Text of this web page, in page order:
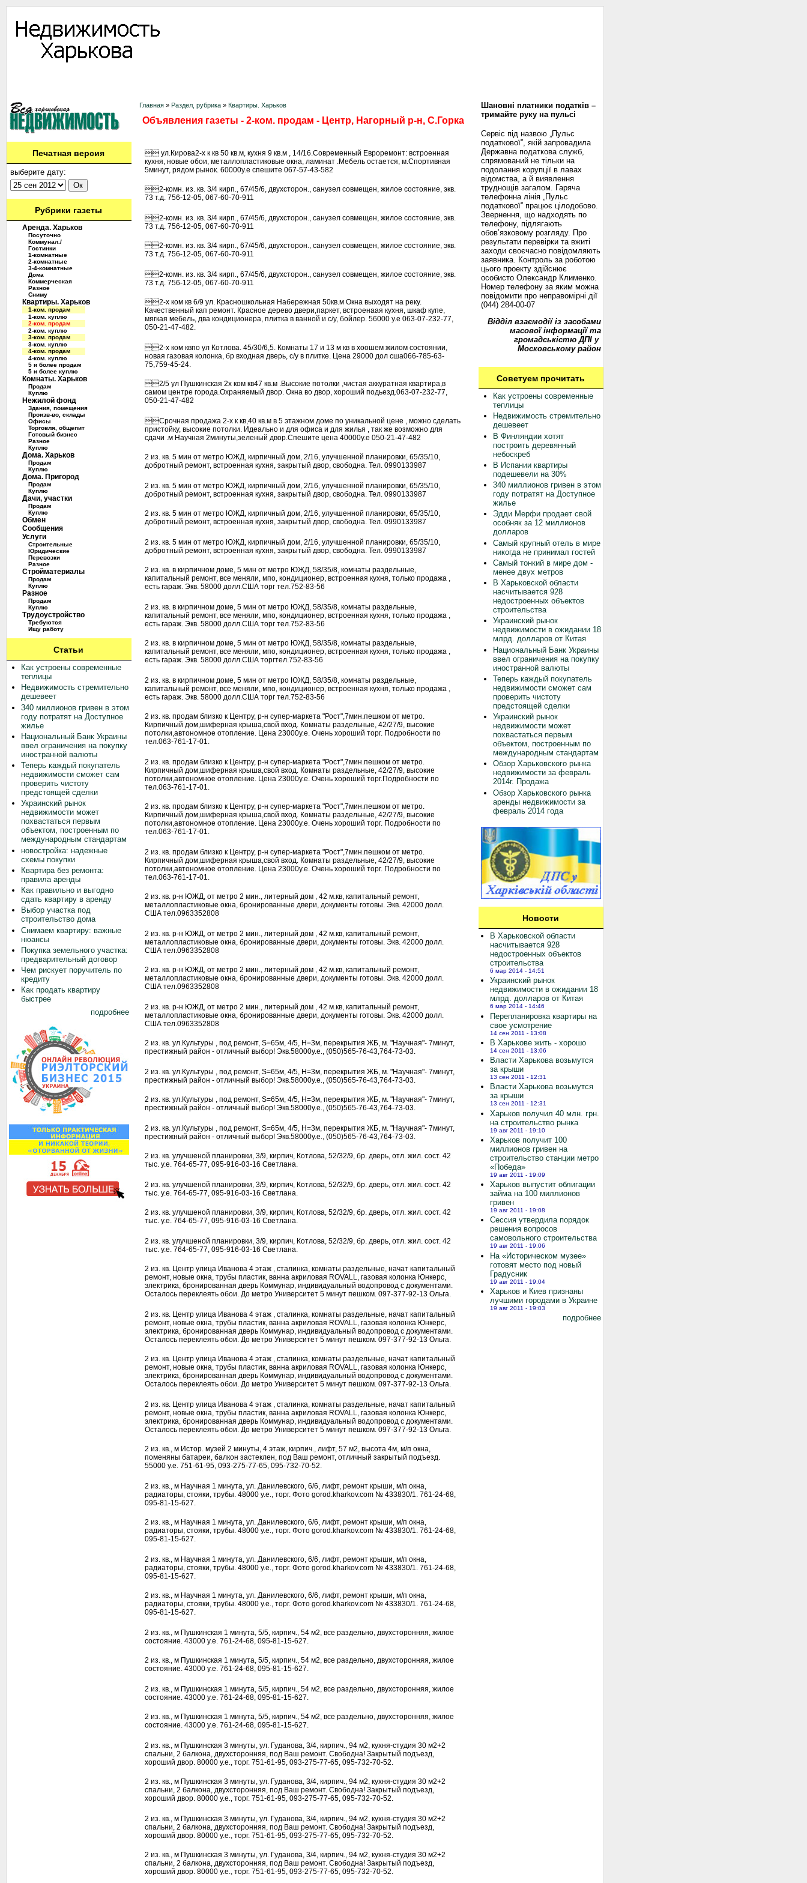
Печатная версия
выберите дату:
Рубрики газеты
Аренда. Харьков
Посуточно
Коммунал./
Гостинки
1-комнатные
2-комнатные
3-4-комнатные
Дома
Коммерческая
Разное
Сниму
Квартиры. Харьков
1-ком. продам
1-ком. куплю
2-ком. продам
2-ком. куплю
3-ком. продам
3-ком. куплю
4-ком. продам
4-ком. куплю
5 и более продам
5 и более куплю
Комнаты. Харьков
Продам
Куплю
Нежилой фонд
Здания, помещения
Произв-во, склады
Офисы
Торговля, общепит
Готовый бизнес
Разное
Куплю
Дома. Харьков
Продам
Куплю
Дома. Пригород
Продам
Куплю
Дачи, участки
Продам
Куплю
Обмен
Сообщения
Услуги
Строительные
Юридические
Перевозки
Разное
Стройматериалы
Продам
Куплю
Разное
Продам
Куплю
Трудоустройство
Требуются
Ищу работу
Статьи
Как устроены современные
теплицы
Недвижимость стремительно
дешевеет
340 миллионов гривен в этом
году потратят на Доступное
жилье
Национальный Банк Украины
ввел ограничения на покупку
иностранной валюты
Теперь каждый покупатель
недвижимости сможет сам
проверить чистоту
предстоящей сделки
Украинский рынок
недвижимости может
похвастаться первым
объектом, построенным по
международным стандартам
новостройка: надежные
схемы покупки
Квартира без ремонта:
правила аренды
Как правильно и выгодно
сдать квартиру в аренду
Выбор участка под
строительство дома
Снимаем квартиру: важные
нюансы
Покупка земельного участка:
предварительный договор
Чем рискует поручитель по
кредиту
Как продать квартиру
быстрее
подробнее
Главная » Раздел, рубрика » Квартиры. Харьков
Объявления газеты - 2-ком. продам - Центр, Нагорный р-н, С.Горка
 ул.Кирова2-х к кв 50 кв.м, кухня 9 кв.м , 14/16.Современный Евроремонт: встроенная
кухня, новые обои, металлопластиковые окна, ламинат .Мебель остается, м.Спортивная
5минут, рядом рынок. 60000у.е спешите 067-57-43-582
2-комн. из. кв. 3/4 кирп., 67/45/6, двухсторон., санузел совмещен, жилое состояние, экв.
73 т.д. 756-12-05, 067-60-70-911
2-комн. из. кв. 3/4 кирп., 67/45/6, двухсторон., санузел совмещен, жилое состояние, экв.
73 т.д. 756-12-05, 067-60-70-911
2-комн. из. кв. 3/4 кирп., 67/45/6, двухсторон., санузел совмещен, жилое состояние, экв.
73 т.д. 756-12-05, 067-60-70-911
2-комн. из. кв. 3/4 кирп., 67/45/6, двухсторон., санузел совмещен, жилое состояние, экв.
73 т.д. 756-12-05, 067-60-70-911
2-х ком кв 6/9 ул. Красношкольная Набережная 50кв.м Окна выходят на реку.
Качественный кап ремонт. Красное дерево двери,паркет, встроенаая кухня, шкаф купе,
мягкая мебель, два кондиционера, плитка в ванной и с/у, бойлер. 56000 у.е 063-07-232-77,
050-21-47-482.
2-х ком квпо ул Котлова. 45/30/6,5. Комнаты 17 и 13 м кв в хоошем жилом состоянии,
новая газовая колонка, бр входная дверь, с/у в плитке. Цена 29000 дол сша066-785-63-
75,759-45-24.
2/5 ул Пушкинская 2х ком кв47 кв.м .Высокие потолки ,чистая аккуратная квартира,в
самом центре города.Охраняемый двор. Окна во двор, хороший подьезд.063-07-232-77,
050-21-47-482
Срочная продажа 2-х к кв,40 кв.м в 5 этажном доме по уникальной цене , можно сделать
пристойку, высокие потолки. Идеально и для офиса и для жилья , так же возможно для
сдачи .м Научная 2минуты,зеленый двор.Спешите цена 40000у.е 050-21-47-482
2 из. кв. 5 мин от метро ЮЖД, кирпичный дом, 2/16, улучшенной планировки, 65/35/10,
добротный ремонт, встроенная кухня, закрытый двор, свободна. Тел. 0990133987
2 из. кв. 5 мин от метро ЮЖД, кирпичный дом, 2/16, улучшенной планировки, 65/35/10,
добротный ремонт, встроенная кухня, закрытый двор, свободна. Тел. 0990133987
2 из. кв. 5 мин от метро ЮЖД, кирпичный дом, 2/16, улучшенной планировки, 65/35/10,
добротный ремонт, встроенная кухня, закрытый двор, свободна. Тел. 0990133987
2 из. кв. 5 мин от метро ЮЖД, кирпичный дом, 2/16, улучшенной планировки, 65/35/10,
добротный ремонт, встроенная кухня, закрытый двор, свободна. Тел. 0990133987
2 из. кв. в кирпичном доме, 5 мин от метро ЮЖД, 58/35/8, комнаты раздельные,
капитальный ремонт, все меняли, мпо, кондиционер, встроенная кухня, только продажа ,
есть гараж. Экв. 58000 долл.США торг тел.752-83-56
2 из. кв. в кирпичном доме, 5 мин от метро ЮЖД, 58/35/8, комнаты раздельные,
капитальный ремонт, все меняли, мпо, кондиционер, встроенная кухня, только продажа ,
есть гараж. Экв. 58000 долл.США торг тел.752-83-56
2 из. кв. в кирпичном доме, 5 мин от метро ЮЖД, 58/35/8, комнаты раздельные,
капитальный ремонт, все меняли, мпо, кондиционер, встроенная кухня, только продажа ,
есть гараж. Экв. 58000 долл.США торгтел.752-83-56
2 из. кв. в кирпичном доме, 5 мин от метро ЮЖД, 58/35/8, комнаты раздельные,
капитальный ремонт, все меняли, мпо, кондиционер, встроенная кухня, только продажа ,
есть гараж. Экв. 58000 долл.США торг тел.752-83-56
2 из. кв. продам близко к Центру, р-н супер-маркета "Рост",7мин.пешком от метро.
Кирпичный дом,шиферная крыша,свой вход. Комнаты раздельные, 42/27/9, высокие
потолки,автономное отопление. Цена 23000у.е. Очень хороший торг. Подробности по
тел.063-761-17-01.
2 из. кв. продам близко к Центру, р-н супер-маркета "Рост",7мин.пешком от метро.
Кирпичный дом,шиферная крыша,свой вход. Комнаты раздельные, 42/27/9, высокие
потолки,автономное отопление. Цена 23000у.е. Очень хороший торг.Подробности по
тел.063-761-17-01.
2 из. кв. продам близко к Центру, р-н супер-маркета "Рост",7мин.пешком от метро.
Кирпичный дом,шиферная крыша,свой вход. Комнаты раздельные, 42/27/9, высокие
потолки,автономное отопление. Цена 23000у.е. Очень хороший торг. Подробности по
тел.063-761-17-01.
2 из. кв. продам близко к Центру, р-н супер-маркета "Рост",7мин.пешком от метро.
Кирпичный дом,шиферная крыша,свой вход. Комнаты раздельные, 42/27/9, высокие
потолки,автономное отопление. Цена 23000у.е. Очень хороший торг. Подробности по
тел.063-761-17-01.
2 из. кв. р-н ЮЖД, от метро 2 мин., литерный дом , 42 м.кв, капитальный ремонт,
металлопластиковые окна, бронированные двери, документы готовы. Экв. 42000 долл.
США тел.0963352808
2 из. кв. р-н ЮЖД, от метро 2 мин., литерный дом , 42 м.кв, капитальный ремонт,
металлопластиковые окна, бронированные двери, документы готовы. Экв. 42000 долл.
США тел.0963352808
2 из. кв. р-н ЮЖД, от метро 2 мин., литерный дом , 42 м.кв, капитальный ремонт,
металлопластиковые окна, бронированные двери, документы готовы. Экв. 42000 долл.
США тел.0963352808
2 из. кв. р-н ЮЖД, от метро 2 мин., литерный дом , 42 м.кв, капитальный ремонт,
металлопластиковые окна, бронированные двери, документы готовы. Экв. 42000 долл.
США тел.0963352808
2 из. кв. ул.Культуры , под ремонт, S=65м, 4/5, H=3м, перекрытия ЖБ, м. "Научная"- 7минут,
престижный район - отличный выбор! Экв.58000у.е., (050)565-76-43,764-73-03.
2 из. кв. ул.Культуры , под ремонт, S=65м, 4/5, H=3м, перекрытия ЖБ, м. "Научная"- 7минут,
престижный район - отличный выбор! Экв.58000у.е., (050)565-76-43,764-73-03.
2 из. кв. ул.Культуры , под ремонт, S=65м, 4/5, H=3м, перекрытия ЖБ, м. "Научная"- 7минут,
престижный район - отличный выбор! Экв.58000у.е., (050)565-76-43,764-73-03.
2 из. кв. ул.Культуры , под ремонт, S=65м, 4/5, H=3м, перекрытия ЖБ, м. "Научная"- 7минут,
престижный район - отличный выбор! Экв.58000у.е., (050)565-76-43,764-73-03.
2 из. кв. улучшеной планировки, 3/9, кирпич, Котлова, 52/32/9, бр. дверь, отл. жил. сост. 42
тыс. у.е. 764-65-77, 095-916-03-16 Светлана.
2 из. кв. улучшеной планировки, 3/9, кирпич, Котлова, 52/32/9, бр. дверь, отл. жил. сост. 42
тыс. у.е. 764-65-77, 095-916-03-16 Светлана.
2 из. кв. улучшеной планировки, 3/9, кирпич, Котлова, 52/32/9, бр. дверь, отл. жил. сост. 42
тыс. у.е. 764-65-77, 095-916-03-16 Светлана.
2 из. кв. улучшеной планировки, 3/9, кирпич, Котлова, 52/32/9, бр. дверь, отл. жил. сост. 42
тыс. у.е. 764-65-77, 095-916-03-16 Светлана.
2 из. кв. Центр улица Иванова 4 этаж , сталинка, комнаты раздельные, начат капитальный
ремонт, новые окна, трубы пластик, ванна акриловая ROVALL, газовая колонка Юнкерс,
электрика, бронированная дверь Коммунар, индивидуальный водопровод с документами.
Осталось переклеять обои. До метро Университет 5 минут пешком. 097-377-92-13 Ольга.
2 из. кв. Центр улица Иванова 4 этаж , сталинка, комнаты раздельные, начат капитальный
ремонт, новые окна, трубы пластик, ванна акриловая ROVALL, газовая колонка Юнкерс,
электрика, бронированная дверь Коммунар, индивидуальный водопровод с документами.
Осталось переклеять обои. До метро Университет 5 минут пешком. 097-377-92-13 Ольга.
2 из. кв. Центр улица Иванова 4 этаж , сталинка, комнаты раздельные, начат капитальный
ремонт, новые окна, трубы пластик, ванна акриловая ROVALL, газовая колонка Юнкерс,
электрика, бронированная дверь Коммунар, индивидуальный водопровод с документами.
Осталось переклеять обои. До метро Университет 5 минут пешком. 097-377-92-13 Ольга.
2 из. кв. Центр улица Иванова 4 этаж , сталинка, комнаты раздельные, начат капитальный
ремонт, новые окна, трубы пластик, ванна акриловая ROVALL, газовая колонка Юнкерс,
электрика, бронированная дверь Коммунар, индивидуальный водопровод с документами.
Осталось переклеять обои. До метро Университет 5 минут пешком. 097-377-92-13 Ольга.
2 из. кв., м Истор. музей 2 минуты, 4 этаж, кирпич., лифт, 57 м2, высота 4м, м/п окна,
поменяны батареи, балкон застеклен, под Ваш ремонт, отличный закрытый подъезд.
55000 у.е. 751-61-95, 093-275-77-65, 095-732-70-52.
2 из. кв., м Научная 1 минута, ул. Данилевского, 6/6, лифт, ремонт крыши, м/п окна,
радиаторы, стояки, трубы. 48000 у.е., торг. Фото gorod.kharkov.com № 433830/1. 761-24-68,
095-81-15-627.
2 из. кв., м Научная 1 минута, ул. Данилевского, 6/6, лифт, ремонт крыши, м/п окна,
радиаторы, стояки, трубы. 48000 у.е., торг. Фото gorod.kharkov.com № 433830/1. 761-24-68,
095-81-15-627.
2 из. кв., м Научная 1 минута, ул. Данилевского, 6/6, лифт, ремонт крыши, м/п окна,
радиаторы, стояки, трубы. 48000 у.е., торг. Фото gorod.kharkov.com № 433830/1. 761-24-68,
095-81-15-627.
2 из. кв., м Научная 1 минута, ул. Данилевского, 6/6, лифт, ремонт крыши, м/п окна,
радиаторы, стояки, трубы. 48000 у.е., торг. Фото gorod.kharkov.com № 433830/1. 761-24-68,
095-81-15-627.
2 из. кв., м Пушкинская 1 минута, 5/5, кирпич., 54 м2, все раздельно, двухсторонняя, жилое
состояние. 43000 у.е. 761-24-68, 095-81-15-627.
2 из. кв., м Пушкинская 1 минута, 5/5, кирпич., 54 м2, все раздельно, двухсторонняя, жилое
состояние. 43000 у.е. 761-24-68, 095-81-15-627.
2 из. кв., м Пушкинская 1 минута, 5/5, кирпич., 54 м2, все раздельно, двухсторонняя, жилое
состояние. 43000 у.е. 761-24-68, 095-81-15-627.
2 из. кв., м Пушкинская 1 минута, 5/5, кирпич., 54 м2, все раздельно, двухсторонняя, жилое
состояние. 43000 у.е. 761-24-68, 095-81-15-627.
2 из. кв., м Пушкинская 3 минуты, ул. Гуданова, 3/4, кирпич., 94 м2, кухня-студия 30 м2+2
спальни, 2 балкона, двухсторонняя, под Ваш ремонт. Свободна! Закрытый подъезд,
хороший двор. 80000 у.е., торг. 751-61-95, 093-275-77-65, 095-732-70-52.
2 из. кв., м Пушкинская 3 минуты, ул. Гуданова, 3/4, кирпич., 94 м2, кухня-студия 30 м2+2
спальни, 2 балкона, двухсторонняя, под Ваш ремонт. Свободна! Закрытый подъезд,
хороший двор. 80000 у.е., торг. 751-61-95, 093-275-77-65, 095-732-70-52.
2 из. кв., м Пушкинская 3 минуты, ул. Гуданова, 3/4, кирпич., 94 м2, кухня-студия 30 м2+2
спальни, 2 балкона, двухсторонняя, под Ваш ремонт. Свободна! Закрытый подъезд,
хороший двор. 80000 у.е., торг. 751-61-95, 093-275-77-65, 095-732-70-52.
2 из. кв., м Пушкинская 3 минуты, ул. Гуданова, 3/4, кирпич., 94 м2, кухня-студия 30 м2+2
спальни, 2 балкона, двухсторонняя, под Ваш ремонт. Свободна! Закрытый подъезд,
хороший двор. 80000 у.е., торг. 751-61-95, 093-275-77-65, 095-732-70-52.
Шановні платники податків –
тримайте руку на пульсі
Сервіс під назвою „Пульс
податкової”, якій запровадила
Державна податкова служб,
спрямований не тільки на
подолання корупції в лавах
відомства, а й виявлення
труднощів загалом. Гаряча
телефонна лінія „Пульс
податкової” працює цілодобово.
Звернення, що надходять по
телефону, підлягають
обов’язковому розгляду. Про
результати перевірки та вжиті
заходи своєчасно повідомляють
заявника. Контроль за роботою
цього проекту здійснює
особисто Олександр Клименко.
Номер телефону за яким можна
повідомити про неправомірні дії
(044) 284-00-07
Відділ взаємодії із засобами
масової інформації та
громадськістю ДПІ у
Московському район
Советуем прочитать
Как устроены современные
теплицы
Недвижимость стремительно
дешевеет
В Финляндии хотят
построить деревянный
небоскреб
В Испании квартиры
подешевели на 30%
340 миллионов гривен в этом
году потратят на Доступное
жилье
Эдди Мерфи продает свой
особняк за 12 миллионов
долларов
Самый крупный отель в мире
никогда не принимал гостей
Самый тонкий в мире дом -
менее двух метров
В Харьковской области
насчитывается 928
недостроенных объектов
строительства
Украинский рынок
недвижимости в ожидании 18
млрд. долларов от Китая
Национальный Банк Украины
ввел ограничения на покупку
иностранной валюты
Теперь каждый покупатель
недвижимости сможет сам
проверить чистоту
предстоящей сделки
Украинский рынок
недвижимости может
похвастаться первым
объектом, построенным по
международным стандартам
Обзор Харьковского рынка
недвижимости за февраль
2014г. Продажа
Обзор Харьковского рынка
аренды недвижимости за
февраль 2014 года
Новости
В Харьковской области
насчитывается 928
недостроенных объектов
строительства
6 мар 2014 - 14:51
Украинский рынок
недвижимости в ожидании 18
млрд. долларов от Китая
6 мар 2014 - 14:46
Перепланировка квартиры на
свое усмотрение
14 сен 2011 - 13:08
В Харькове жить - хорошо
14 сен 2011 - 13:06
Власти Харькова возьмутся
за крыши
13 сен 2011 - 12:31
Власти Харькова возьмутся
за крыши
13 сен 2011 - 12:31
Харьков получил 40 млн. грн.
на строительство рынка
19 авг 2011 - 19:10
Харьков получит 100
миллионов гривен на
строительство станции метро
«Победа»
19 авг 2011 - 19:09
Харьков выпустит облигации
займа на 100 миллионов
гривен
19 авг 2011 - 19:08
Сессия утвердила порядок
решения вопросов
самовольного строительства
19 авг 2011 - 19:06
На «Историческом музее»
готовят место под новый
Градусник
19 авг 2011 - 19:04
Харьков и Киев признаны
лучшими городами в Украине
19 авг 2011 - 19:03
подробнее